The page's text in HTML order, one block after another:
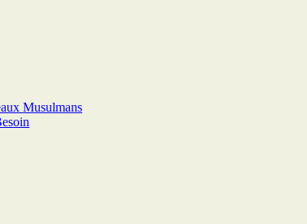
Musulmans